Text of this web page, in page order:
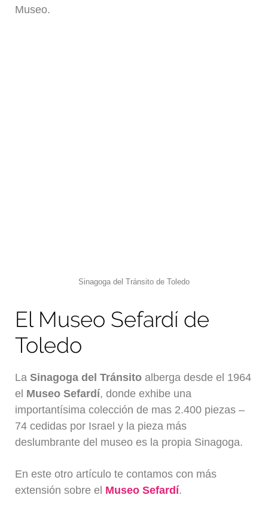
Museo.
Sinagoga del Tránsito de Toledo
El Museo Sefardí de
Toledo
LaSinagoga del Tránsito alberga desde el 1964
el Museo Sefardí, donde exhibe una
importantísima colección de mas 2.400 piezas –
74 cedidas por Israel y la pieza más
deslumbrante del museo es la propia Sinagoga.
En este otro artículo te contamos con más
extensión sobre el Museo Sefardí.